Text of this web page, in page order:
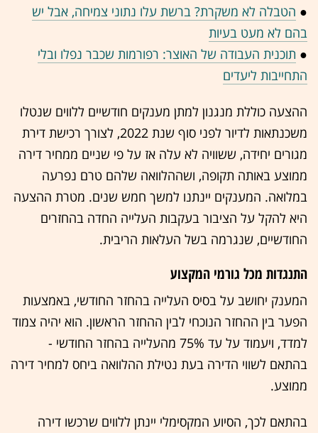
● הטבלה לא משקרת? ברשת עלו נתוני צמיחה, אבל יש
בהם לא מעט בעיות
● תוכנית העבודה של האוצר: רפורמות שכבר נפלו ובלי
התחייבות ליעדים
ההצעה כוללת מנגנון למתן מענקים חודשיים ללווים שנטלו
משכנתאות לדיור לפני סוף שנת 2022, לצורך רכישת דירת
מגורים יחידה, ששוויה לא עלה אז על פי שניים ממחיר דירה
ממוצע באותה תקופה, ושההלוואה שלהם טרם נפרעה
במלואה. המענקים יינתנו למשך חמש שנים. מטרת ההצעה
היא להקל על הציבור בעקבות העלייה החדה בהחזרים
החודשיים, שנגרמה בשל העלאות הריבית.
התנגדות מכל גורמי המקצוע
המענק יחושב על בסיס העלייה בהחזר החודשי, באמצעות
הפער בין ההחזר הנוכחי לבין ההחזר הראשון. הוא יהיה צמוד
למדד, ויעמוד על עד 75% מהעלייה בהחזר החודשי -
בהתאם לשווי הדירה בעת נטילת ההלוואה ביחס למחיר דירה
ממוצע.
בהתאם לכך, הסיוע המקסימלי יינתן ללווים שרכשו דירה